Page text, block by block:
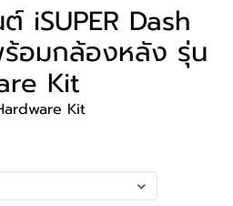
iSUPER Dash
อมกล้องหลัง รุ่น
Kit
Kit